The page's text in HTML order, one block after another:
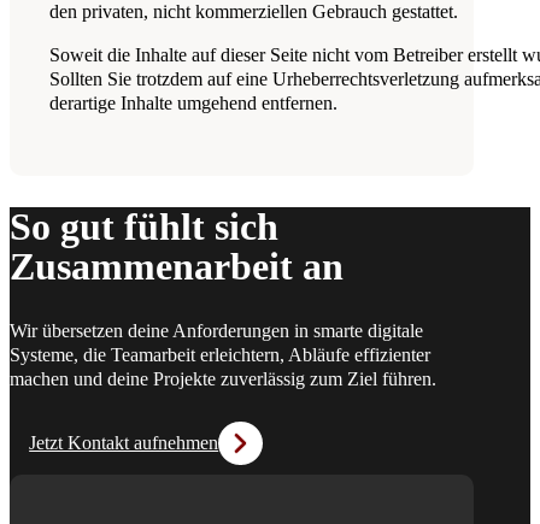
den privaten, nicht kommerziellen Gebrauch gestattet.
Soweit die Inhalte auf dieser Seite nicht vom Betreiber erstellt
Sollten Sie trotzdem auf eine Urheberrechtsverletzung
derartige Inhalte umgehend entfernen.
So gut fühlt sich
Zusammenarbeit an
Wir übersetzen deine Anforderungen in smarte digitale
Systeme, die Teamarbeit erleichtern, Abläufe effizienter
machen und deine Projekte zuverlässig zum Ziel führen.
Jetzt Kontakt aufnehmen